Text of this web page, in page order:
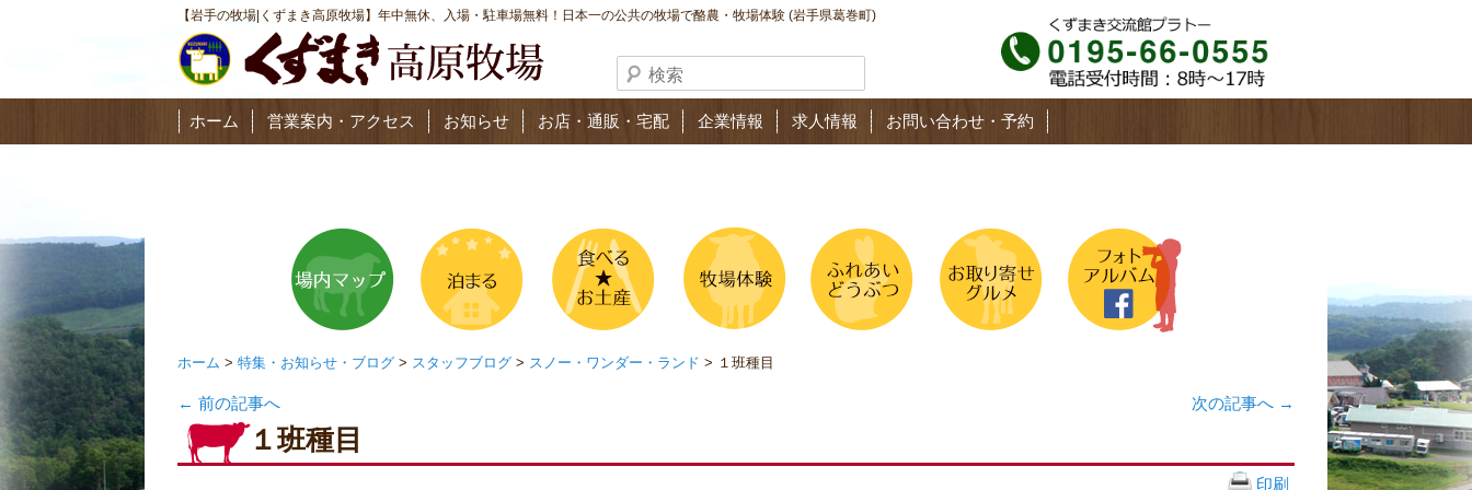
【岩手の牧場|くずまき高原牧場】年中無休、入場・駐車場無料！日本一の公共の牧場で酪農・牧場体験 (岩手県葛巻町)
ホーム 営業案内・アクセス お知らせ お店・通販・宅配 企業情報 求人情報 お問い合わせ・予約
ホーム > 特集・お知らせ・ブログ > スタッフブログ > スノー・ワンダー・ランド > １班種目
← 前の記事へ 次の記事へ →
１班種目
印刷